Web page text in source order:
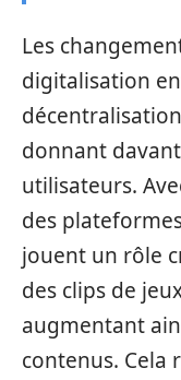
Les
digitalisation
donnant
utilisateurs.
des
jouent un rôle
des clips de
augmentant
contenus. Cela